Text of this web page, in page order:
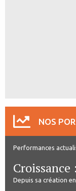
NOS
Performances
Croissance :
Depuis sa création